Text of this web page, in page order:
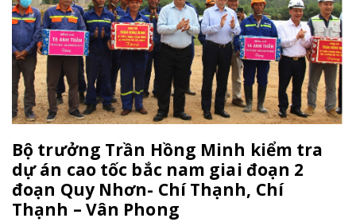
Bộ trưởng Trần Hồng Minh kiểm tra
dự án cao tốc bắc nam giai đoạn 2
đoạn Quy Nhơn- Chí Thạnh, Chí
Thạnh – Vân Phong